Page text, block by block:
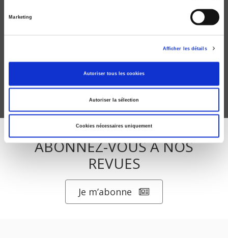
Marketing
Afficher les détails
Autoriser tous les cookies
Autoriser la sélection
Cookies nécessaires uniquement
ABONNEZ-VOUS À NOS
REVUES
Je m’abonne